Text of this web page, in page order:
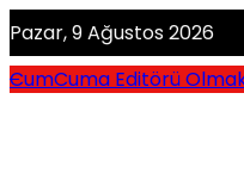
Pazar, 9 Ağustos 2026
CumCuma Editörü